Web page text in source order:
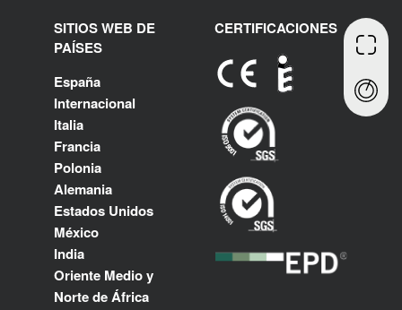
SITIOS WEB DE
PAÍSES
España
Internacional
Italia
Francia
Polonia
Alemania
Estados Unidos
México
India
Oriente Medio y
Norte de África
CERTIFICACIONES